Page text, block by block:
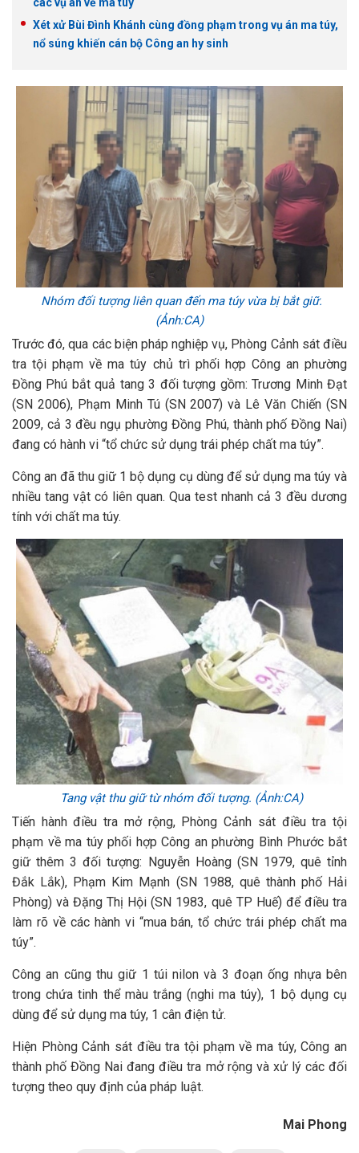
Xét xử Bùi Đình Khánh cùng đồng phạm trong vụ án ma túy,
nổ súng khiến cán bộ Công an hy sinh
Nhóm đối tượng liên quan đến ma túy vừa bị bắt giữ.
(Ảnh:CA)
Trước đó, qua các biện pháp nghiệp vụ, Phòng Cảnh sát điều
tra tội phạm về ma túy chủ trì phối hợp Công an phường
Đồng Phú bắt quả tang 3 đối tượng gồm: Trương Minh Đạt
(SN 2006), Phạm Minh Tú (SN 2007) và Lê Văn Chiến (SN
2009, cả 3 đều ngụ phường Đồng Phú, thành phố Đồng Nai)
đang có hành vi “tổ chức sử dụng trái phép chất ma túy”.
Công an đã thu giữ 1 bộ dụng cụ dùng để sử dụng ma túy và
nhiều tang vật có liên quan. Qua test nhanh cả 3 đều dương
tính với chất ma túy.
Tang vật thu giữ từ nhóm đối tượng. (Ảnh:CA)
Tiến hành điều tra mở rộng, Phòng Cảnh sát điều tra tội
phạm về ma túy phối hợp Công an phường Bình Phước bắt
giữ thêm 3 đối tượng: Nguyễn Hoàng (SN 1979, quê tỉnh
Đắk Lắk), Phạm Kim Mạnh (SN 1988, quê thành phố Hải
Phòng) và Đặng Thị Hội (SN 1983, quê TP Huế) để điều tra
làm rõ về các hành vi “mua bán, tổ chức trái phép chất ma
túy”.
Công an cũng thu giữ 1 túi nilon và 3 đoạn ống nhựa bên
trong chứa tinh thể màu trắng (nghi ma túy), 1 bộ dụng cụ
dùng để sử dụng ma túy, 1 cân điện tử.
Hiện Phòng Cảnh sát điều tra tội phạm về ma túy, Công an
thành phố Đồng Nai đang điều tra mở rộng và xử lý các đối
tượng theo quy định của pháp luật.
Mai Phong